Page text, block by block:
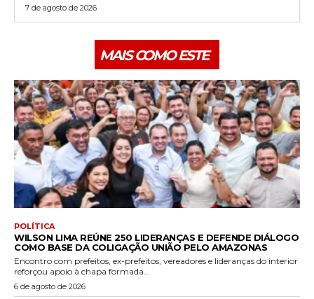
7 de agosto de 2026
MAIS COMO ESTE
POLÍTICA
WILSON LIMA REÚNE 250 LIDERANÇAS E DEFENDE DIÁLOGO
COMO BASE DA COLIGAÇÃO UNIÃO PELO AMAZONAS
Encontro com prefeitos, ex-prefeitos, vereadores e lideranças do interior
reforçou apoio à chapa formada...
6 de agosto de 2026